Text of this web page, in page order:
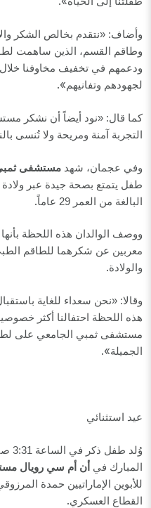
وأضاف: «نتقدم بخالص الشكر
وطاقم القسم، الذين ساهمت
ودعمهم في تخفيف مخاوفنا
لجهودهم وتفانيهم».
كما قال: «نود أيضاً أن نشكر
التجربة آمنة ومريحة ولا تُنسى
وفي عجمان، شهد مستشفى
طفل يتمتع بصحة جيدة عبر ولادة
البالغة من العمر 29 عاماً
.
ووصف الوالدان هذه اللحظة
معربين عن شكرهما للطاقم
والولادة.
وقالا: «نحن سعداء للغاية
هذه اللحظة احتفالنا أكثر
مستشفى ثمبي الجامعي على
الجميلة».
عيد استثنائي
المبارك في أن أم سي رويال
للأبوين الإماراتيين حمدة
القطاع العسكري.